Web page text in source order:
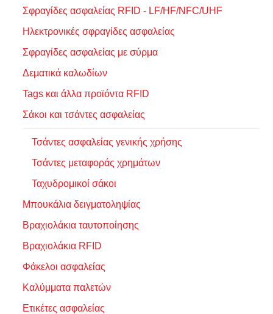
Σφραγίδες ασφαλείας RFID - LF/HF/NFC/UHF
Ηλεκτρονικές σφραγίδες ασφαλείας
Σφραγίδες ασφαλείας με σύρμα
Δεματικά καλωδίων
Tags και άλλα προϊόντα RFID
Σάκοι και τσάντες ασφαλείας
Τσάντες ασφαλείας γενικής χρήσης
Τσάντες μεταφοράς χρημάτων
Ταχυδρομικοί σάκοι
Μπουκάλια δειγματοληψίας
Βραχιολάκια ταυτοποίησης
Βραχιολάκια RFID
Φάκελοι ασφαλείας
Καλύμματα παλετών
Ετικέτες ασφαλείας